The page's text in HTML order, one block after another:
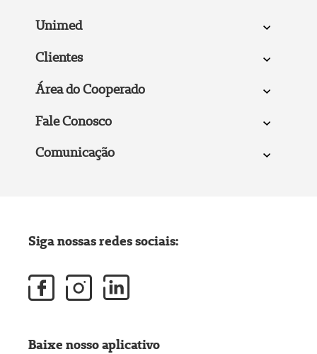
Unimed
Clientes
Área do Cooperado
Fale Conosco
Comunicação
Siga nossas redes sociais:
Baixe nosso aplicativo